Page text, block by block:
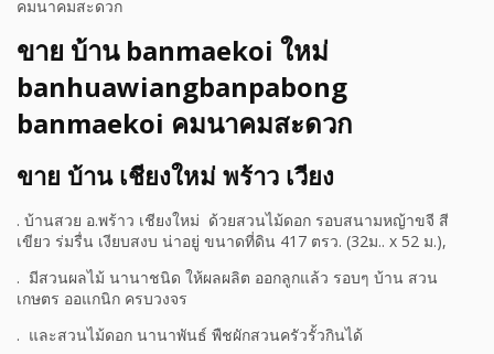
คมนาคมสะดวก
ขาย บ้าน banmaekoi ใหม่
banhuawiangbanpabong
banmaekoi คมนาคมสะดวก
ขาย บ้าน เชียงใหม่ พร้าว เวียง
. บ้านสวย อ.พร้าว เชียงใหม่ ด้วยสวนไม้ดอก รอบสนามหญ้าขจี สี
เขียว ร่มรื่น เงียบสงบ น่าอยู่ ขนาดที่ดิน 417 ตรว. (32ม.. x 52 ม.),
. มีสวนผลไม้ นานาชนิด ให้ผลผลิต ออกลูกแล้ว รอบๆ บ้าน สวน
เกษตร ออแกนิก ครบวงจร
. และสวนไม้ดอก นานาพันธ์ พืชผักสวนครัวรั้วกินได้